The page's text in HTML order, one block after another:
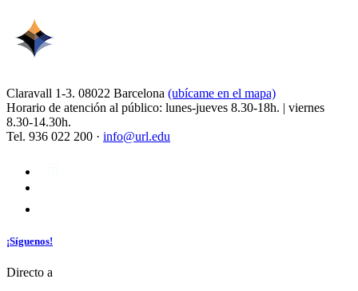
Claravall 1-3. 08022 Barcelona (ubícame en el mapa)
Horario de atención al público: lunes-jueves 8.30-18h. | viernes
8.30-14.30h.
Tel. 936 022 200 · info@url.edu
¡Síguenos!
Directo a